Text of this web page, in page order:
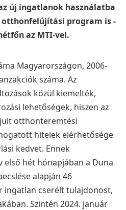
új ingatlanok használatba
otthonfelújítási program is -
az MTI-vel.
Magyarországon, 2006-
száma. Az
közül kiemelték,
lehetőségek, hiszen az
otthonteremtési
hitelek elérhetősége
kedvet. Ennek
első hét hónapjában a Duna
alapján 46
ingatlan cserélt tulajdonost,
Szintén 2024. január